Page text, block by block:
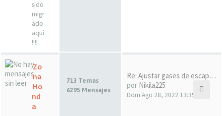
sido
migr
ado
aquí
!!!!
Zo
na
Ho
nd
a
713 Temas
6295 Mensajes
Re: Ajustar gases de escape e…
por Nikila225
Dom Ago 28, 2022 13:35